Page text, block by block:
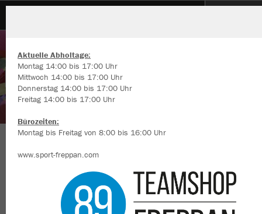
Herzlich Willkommen im Teamshop 1. RCV Die
Aktuelle Abholtage:
Montag 14:00 bis 17:00 Uhr
Mittwoch 14:00 bis 17:00 Uhr
Donnerstag 14:00 bis 17:00 Uhr
Freitag 14:00 bis 17:00 Uhr
Bürozeiten:
Montag bis Freitag von 8:00 bis 16:00 Uhr
www.sport-freppan.com
Wir verwenden Cookies
Inhalte anzeigen und unsere Website verbessern. Weitere
zu den Cookies findest Du in den Einstellungen.
Alle ablehnen
mehr Infos